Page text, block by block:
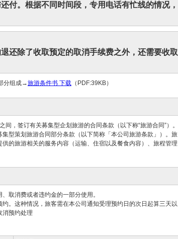
付。根据不同时间段，专用电话有忙线的情况，
还除了收取预定的取消手续费之外，还需要收取
分组成→旅游条件书 下载 （PDF:39KB）
，签订有关募集型企划旅游的合同条款（以下称“旅游合同”）。
型策划旅游合同部分条款（以下简称「本公司旅游条款」）。旅
的旅游相关的服务内容（运输、住宿以及餐食内容）、旅程管理
取消费或者违约金的一部分使用。
。这种情况，旅客需在本公司通知受理预约日的次日起算三天以
消预约处理